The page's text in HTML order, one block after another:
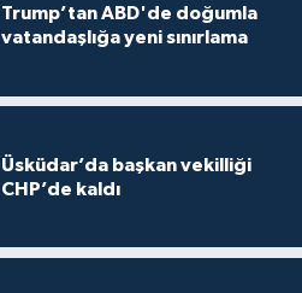
Trump’tan ABD'de doğumla
vatandaşlığa yeni sınırlama
Üsküdar’da başkan vekilliği
CHP’de kaldı